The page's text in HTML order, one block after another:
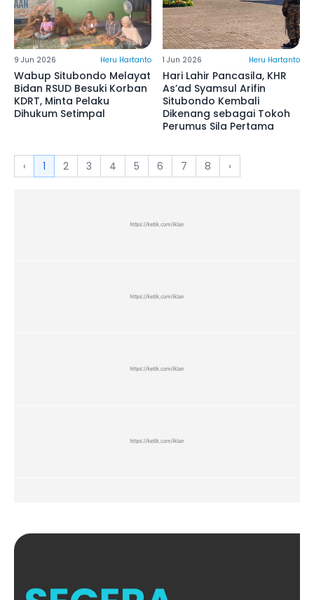
9 Jun 2026 Heru Hartanto
Wabup Situbondo Melayat
Bidan RSUD Besuki Korban
KDRT, Minta Pelaku
Dihukum Setimpal
1 Jun 2026 Heru Hartanto
Hari Lahir Pancasila, KHR
As’ad Syamsul Arifin
Situbondo Kembali
Dikenang sebagai Tokoh
Perumus Sila Pertama
‹ 1 2 3 4 5 6 7 8 ›